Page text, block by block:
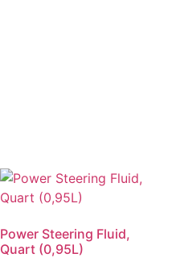
Power Steering Fluid,
Quart (0,95L)